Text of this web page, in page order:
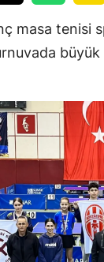
masa tenisi
büyük